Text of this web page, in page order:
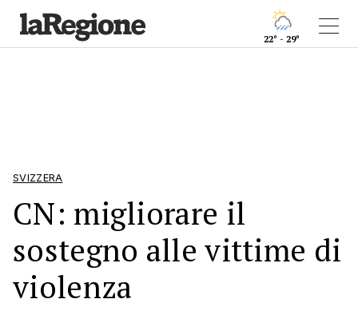
22° - 29°
SVIZZERA
CN: migliorare il
sostegno alle vittime di
violenza